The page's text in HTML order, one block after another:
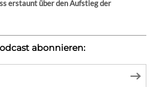
erstaunt über den Aufstieg der
abonnieren: